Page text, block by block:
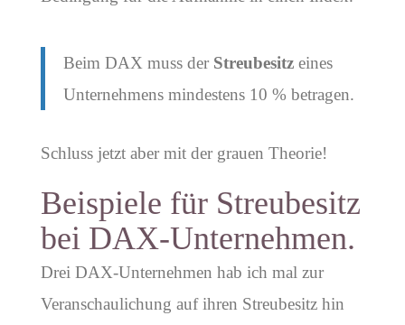
Beim DAX muss der Streubesitzeines
Unternehmens mindestens 10 % betragen.
Schluss jetzt aber mit der grauen Theorie!
Beispiele für Streubesitz
bei DAX-Unternehmen.
Drei DAX-Unternehmen hab ich mal zur
Veranschaulichung auf ihren Streubesitz hin